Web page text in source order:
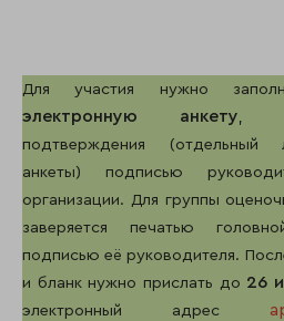
Для участия нужно
электронную анкету,
подтверждения (отдельный
анкеты) подписью
организации. Для группы
заверяется печатью
подписью её руководителя.
и бланк нужно прислать до 26
электронный адрес